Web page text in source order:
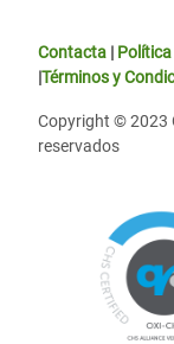
Contacta |
|Términos y
Copyright © 2023
reservados